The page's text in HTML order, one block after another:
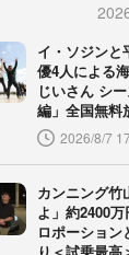
イ・ソジンと
優4人による
じいさん シ
編」全国無料
2026/8/7
カンニング竹
よ」約2400
ロポーション